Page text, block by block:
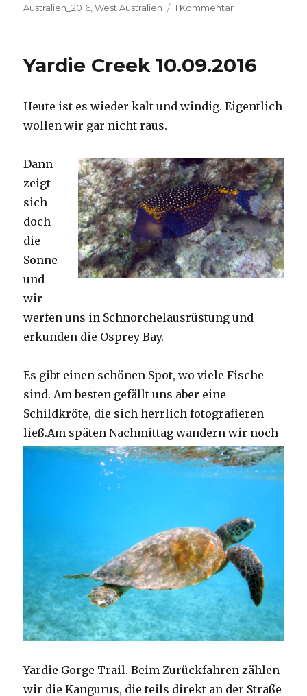
am
Australien_2016 ,West Australien 1 Kommentarzu
Yardie Creek 10.09.2016
Heute ist es wieder kalt und windig. Eigentlich
wollen wir gar nicht raus.
Dann
zeigt
sich
doch
die
Sonne
und
wir
werfen uns in Schnorchelausrüstung und
erkunden die Osprey Bay.
Es gibt einen schönen Spot, wo viele Fische
sind. Am besten gefällt uns aber eine
Schildkröte, die sich herrlich fotografieren
ließ.Am späten Nachmittag wandern wir noch
Yardie Gorge Trail. Beim Zurückfahren zählen
wir die Kangurus, die teils direkt an der Straße